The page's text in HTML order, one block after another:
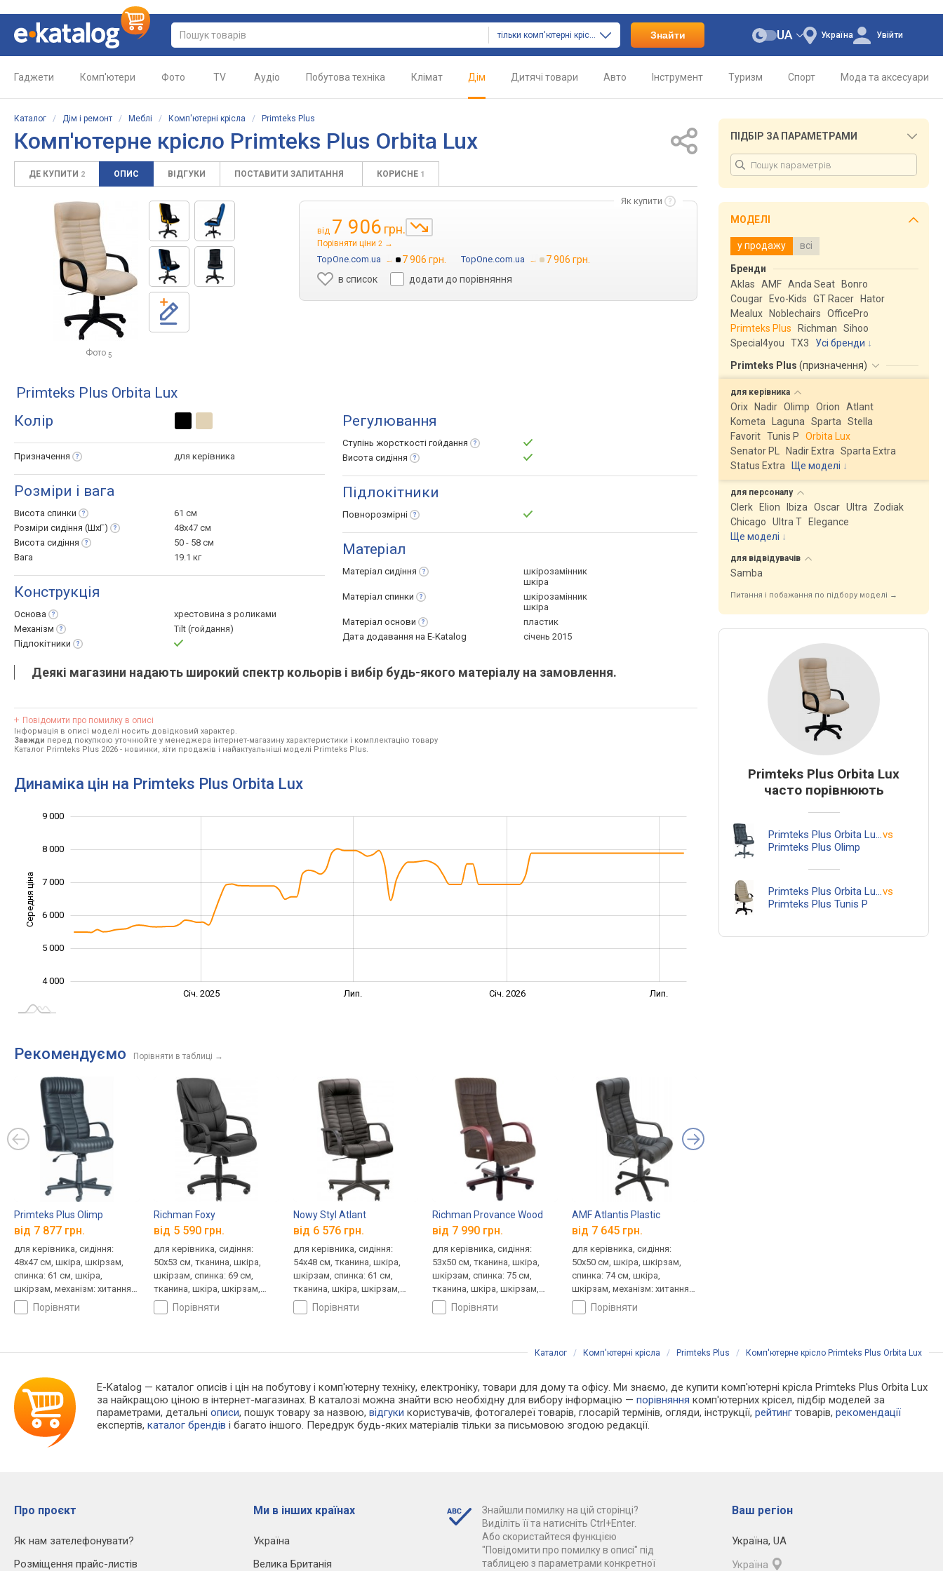
тільки комп'ютерні крісла Знайти Україна
UA Увійти
Гаджети Комп'ютери Фото TV Аудіо Побутова техніка Клімат Дім Дитячі товари Авто Інструмент Туризм Спорт Мода та аксесуари
Каталог / Дім і ремонт / Меблі / Комп'ютерні крісла / Primteks Plus
Комп'ютерне крісло Primteks Plus Orbita Lux
ДЕ КУПИТИ 2 ОПИС ВІДГУКИ ПОСТАВИТИ ЗАПИТАННЯ КОРИСНЕ 1
Фото 5
Як купити
від 7 906 грн.
Порівняти ціни 2 →
TopOne.com.ua → 7 906 грн. TopOne.com.ua →
7 906 грн.
в список
додати до порівняння
Primteks Plus Orbita Lux
Колір
Призначення для керівника
Розміри і вага
Висота спинки
61 см
Розміри сидіння (ШхГ)
48x47 см
Висота сидіння
50 - 58 см
Вага
19.1 кг
Конструкція
Основа
хрестовина з роликами
Механізм
Tilt (гойдання)
Підлокітники
Регулювання
Ступінь жорсткості гойдання
Висота сидіння
Підлокітники
Повнорозмірні
Матеріал
Матеріал сидіння
шкірозамінник
шкіра
Матеріал спинки
шкірозамінник
шкіра
Матеріал основи
пластик
Дата додавання на E-Katalog
січень 2015
Деякі магазини надають широкий спектр кольорів і вибір будь-якого матеріалу на замовлення.
Повідомити про помилку в описі
Інформація в описі моделі носить довідковий характер.
Завжди перед покупкою уточнюйте у менеджера інтернет-магазину характеристики і комплектацію товару
Каталог Primteks Plus 2026 - новинки, хіти продажів і найактуальніші моделі Primteks Plus.
Динаміка цін на Primteks Plus Orbita Lux
Середня ціна
4 000
5 000
6 000
7 000
8 000
9 000
Січ. 2025 Лип. Січ. 2026 Лип.
Рекомендуємо Порівняти в таблиці →
Primteks Plus Olimp
від 7 877 грн.
для керівника, сидіння:
48x47 см, шкіра, шкірзам,
спинка: 61 см, шкіра,
шкірзам, механізм: хитання,
регулювання: висоти,
жорсткості
порівняти
Richman Foxy
від 5 590 грн.
для керівника, сидіння:
50x53 см, тканина, шкіра,
шкірзам, спинка: 69 см,
тканина, шкіра, шкірзам,
механізм: хитання,
регулювання: висоти,
порівняти
Nowy Styl Atlant
від 6 576 грн.
для керівника, сидіння:
54x48 см, тканина, шкіра,
шкірзам, спинка: 61 см,
тканина, шкіра, шкірзам,
механізм: хитання,
регулювання: висоти,
порівняти
Richman Provance Wood
від 7 990 грн.
для керівника, сидіння:
53x50 см, тканина, шкіра,
шкірзам, спинка: 75 см,
тканина, шкіра, шкірзам,
механізм: хитання,
регулювання: висоти,
порівняти
AMF Atlantis Plastic
від 7 645 грн.
для керівника, сидіння:
50x50 см, шкіра, шкірзам,
спинка: 74 см, шкіра,
шкірзам, механізм: хитання,
регулювання: висоти,
жорсткості
порівняти
ПІДБІР ЗА ПАРАМЕТРАМИ
МОДЕЛІ
у продажу всі
Бренди
Aklas
AMF Anda Seat
Bonro
Cougar
Evo-Kids GT Racer
Hator
Mealux
Noblechairs
OfficePro
Primteks Plus
Richman
Sihoo
Special4you
ТX3
Усі бренди
Primteks Plus (призначення)
для керівника
Orix Nadir Olimp Orion
Atlant
Kometa
Laguna Sparta
Stella
Favorit Tunis P
Orbita Lux
Senator PL
Nadir Extra
Sparta Extra
Status Extra
Ще моделі ↓
для персоналу
Clerk Elion Ibiza Oscar Ultra
Zodiak
Chicago
Ultra T
Elegance
Ще моделі ↓
для відвідувачів
Samba
Питання і побажання по підбору моделі →
Primteks Plus Orbita Lux
часто порівнюють
Primteks Plus Orbita Luxvs
Primteks Plus Olimp
Primteks Plus Orbita Luxvs
Primteks Plus Tunis P
Каталог / Комп'ютерні крісла / Primteks Plus / Комп'ютерне крісло Primteks Plus Orbita Lux
E-Katalog — каталог описів і цін на побутову і комп'ютерну техніку, електроніку, товари для дому та офісу. Ми знаємо, де купити комп'ютерні крісла Primteks Plus Orbita Lux
за найкращою ціною в інтернет-магазинах. В каталозі можна знайти всю необхідну для вибору інформацію —порівняння комп'ютерних крісел, підбір моделей за
параметрами, детальніописи, пошук товару за назвою,відгуки користувачів, фотогалереї товарів, глосарій термінів, огляди, інструкції,рейтинг товарів,рекомендації
експертів,каталог брендів і багато іншого. Передрук будь-яких матеріалів тільки за письмовою згодою редакції.
Про проєкт
Як нам зателефонувати?
Розміщення прайс-листів
Ми в інших країнах
Україна
Велика Британія
Знайшли помилку на цій сторінці?
Виділіть її та натисніть Ctrl+Enter.
Або скористайтеся функцією
"Повідомити про помилку в описі" під
таблицею з параметрами конкретної
Ваш регіон
Україна, UA
Україна